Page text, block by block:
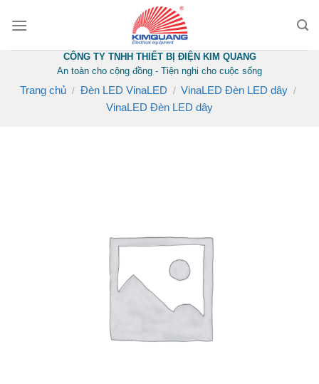
CÔNG TY TNHH THIẾT BỊ ĐIỆN KIM QUANG
An toàn cho cộng đồng - Tiện nghi cho cuộc sống
Trang chủ / Đèn LED VinaLED / VinaLED Đèn LED dây /
VinaLED Đèn LED dây